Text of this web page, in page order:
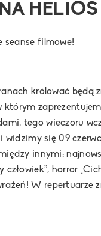
seanse filmowe!
królować będą
tego wieczoru
widzimy się 09
innymi:
człowiek”, horror
W repertuarze